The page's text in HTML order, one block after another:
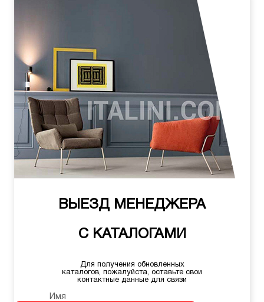
ВЫЕЗД МЕНЕДЖЕРА
С КАТАЛОГАМИ
Для получения обновленных
каталогов, пожалуйста, оставьте свои
контактные данные для связи
Имя